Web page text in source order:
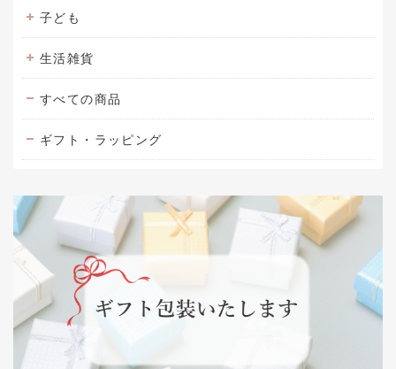
子ども
生活雑貨
すべての商品
ギフト・ラッピング